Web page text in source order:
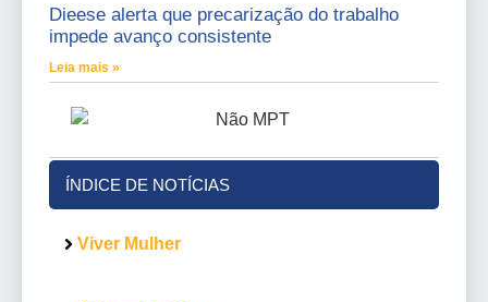
Dieese alerta que precarização do trabalho
impede avanço consistente
Leia mais »
ÍNDICE DE NOTÍCIAS
Viver Mulher